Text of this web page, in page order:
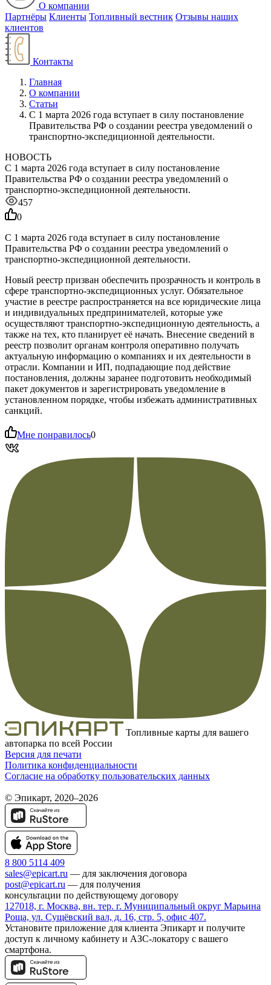
О компании
Партнёры Клиенты Топливный вестник Отзывы наших
клиентов
Контакты
Главная
О компании
Статьи
С 1 марта 2026 года вступает в силу постановление
Правительства РФ о создании реестра уведомлений о
транспортно‑экспедиционной деятельности.
НОВОСТЬ
С 1 марта 2026 года вступает в силу постановление
Правительства РФ о создании реестра уведомлений о
транспортно‑экспедиционной деятельности.
457
0
С 1 марта 2026 года вступает в силу постановление
Правительства РФ о создании реестра уведомлений о
транспортно‑экспедиционной деятельности.
Новый реестр призван обеспечить прозрачность и контроль в
сфере транспортно‑экспедиционных услуг. Обязательное
участие в реестре распространяется на все юридические лица
и индивидуальных предпринимателей, которые уже
осуществляют транспортно‑экспедиционную деятельность, а
также на тех, кто планирует её начать. Внесение сведений в
реестр позволит органам контроля оперативно получать
актуальную информацию о компаниях и их деятельности в
отрасли. Компании и ИП, подпадающие под действие
постановления, должны заранее подготовить необходимый
пакет документов и зарегистрировать уведомление в
установленном порядке, чтобы избежать административных
санкций.
Мне понравилось0
Топливные карты для вашего
автопарка по всей России
Версия для печати
Политика конфиденциальности
Согласие на обработку пользовательских данных
© Эпикарт, 2020–2026
8 800 5114 409
sales@epicart.ru ― для заключения договора
post@epicart.ru ― для получения
консультации по действующему договору
127018, г. Москва, вн. тер. г. Муниципальный округ Марьина
Роща, ул. Сущёвский вал, д. 16, стр. 5, офис 407.
Установите приложение для клиента Эпикарт и получите
доступ к личному кабинету и АЗС-локатору с вашего
смартфона.